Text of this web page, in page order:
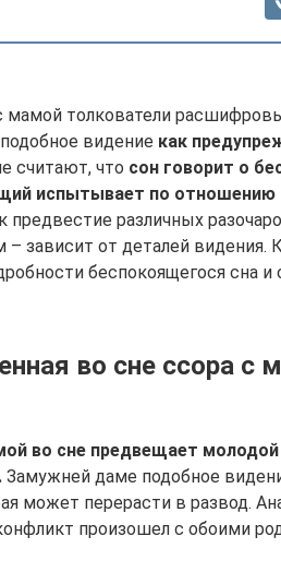
толкователи
видение как
считают, что сон говорит о
испытывает по отношению
различных
зависит от деталей видения.
беспокоящегося сна
во сне ссора с
во сне предвещает молодой
Замужней даме подобное
может перерасти в развод.
произошел с обоими